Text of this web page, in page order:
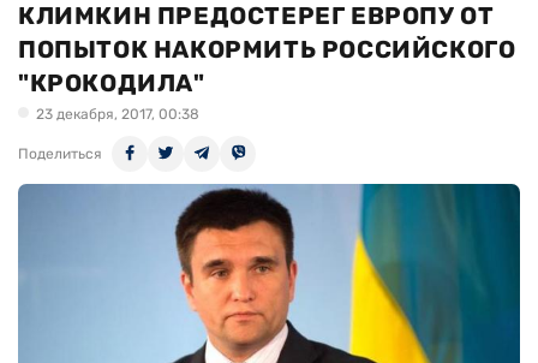
КЛИМКИН ПРЕДОСТЕРЕГ ЕВРОПУ ОТ
ПОПЫТОК НАКОРМИТЬ РОССИЙСКОГО
"КРОКОДИЛА"
23 декабря, 2017, 00:38
Поделиться